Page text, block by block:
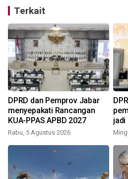
Terkait
DPRD dan Pemprov Jabar
menyepakati Rancangan
KUA-PPAS APBD 2027
Rabu, 5 Agustus 2026
jadi